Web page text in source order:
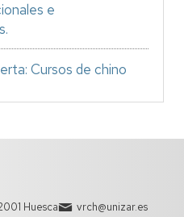
e
Cursos de chino
Huesca
vrch@unizar.es